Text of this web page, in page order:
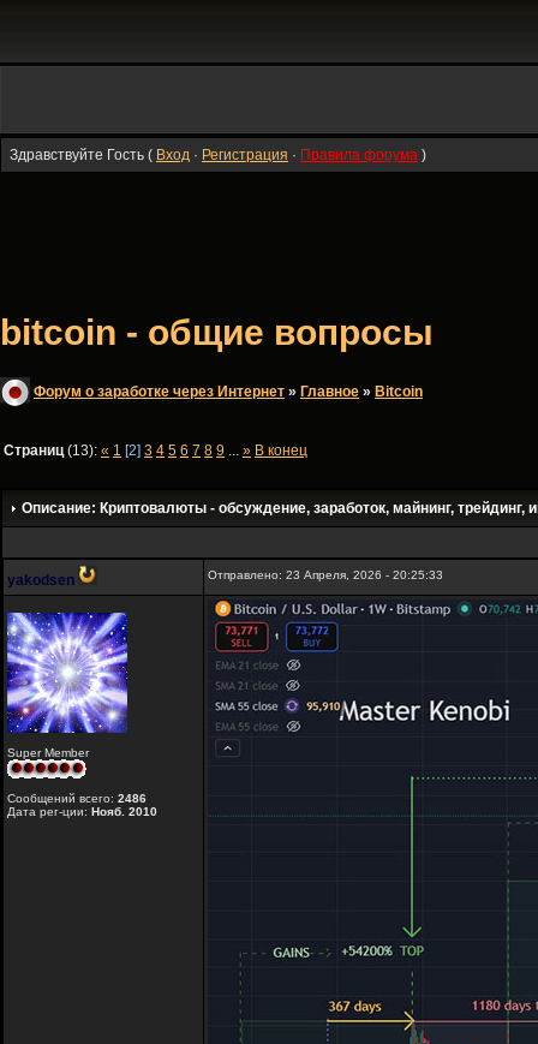
Здравствуйте Гость ( Вход · Регистрация · Правила форума )
bitcoin - общие вопросы
Форум о заработке через Интернет » Главное » Bitсoin
Страниц(13): « 1 [2] 3 4 5 6 7 8 9 ... » В конец
Описание: Криптовалюты - обсуждение, заработок, майнинг, трейдинг,
yakodsen Отправлено: 23 Апреля, 2026 - 20:25:33
Super Member
Сообщений всего: 2486
Дата рег-ции: Нояб. 2010